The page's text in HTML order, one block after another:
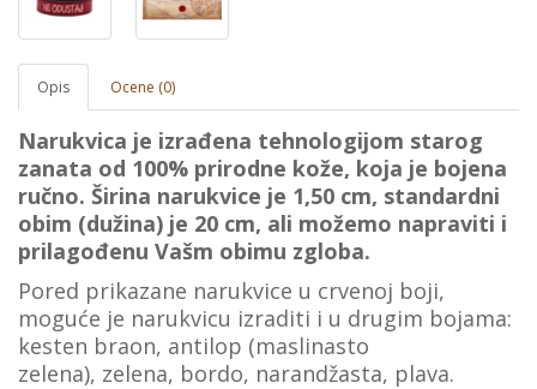
Opis Ocene (0)
Narukvica je izrađena tehnologijom starog
zanata od 100% prirodne kože, koja je bojena
ručno. Širina narukvice je 1,50 cm, standardni
obim (dužina) je 20 cm, ali možemo napraviti i
prilagođenu Vašm obimu zgloba.
Pored prikazane narukvice u crvenoj boji,
moguće je narukvicu izraditi i u drugim bojama:
kesten braon, antilop (maslinasto
zelena), zelena, bordo, narandžasta, plava.